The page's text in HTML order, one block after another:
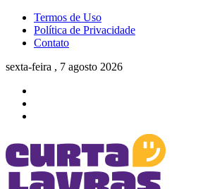
Termos de Uso
Política de Privacidade
Contato
sexta-feira , 7 agosto 2026